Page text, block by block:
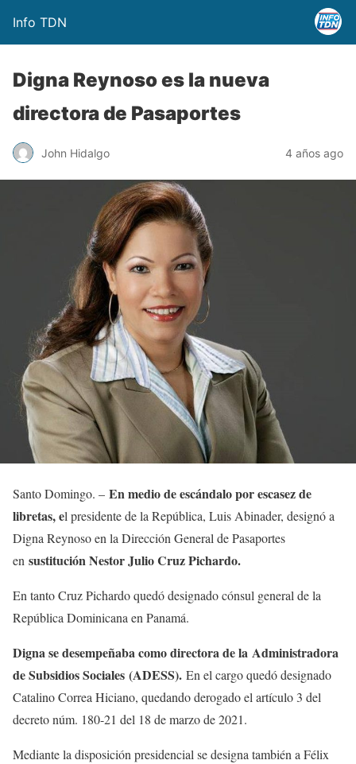
Info TDN
Digna Reynoso es la nueva
directora de Pasaportes
John Hidalgo 4 años ago
Santo Domingo. – En medio de escándalo por escasez de
libretas, el presidente de la República, Luis Abinader, designó a
Digna Reynoso en la Dirección General de Pasaportes
en sustitución Nestor Julio Cruz Pichardo.
En tanto Cruz Pichardo quedó designado cónsul general de la
República Dominicana en Panamá.
Digna se desempeñaba como directora de la Administradora
de Subsidios Sociales (ADESS). En el cargo quedó designado
Catalino Correa Hiciano, quedando derogado el artículo 3 del
decreto núm. 180-21 del 18 de marzo de 2021.
Mediante la disposición presidencial se designa también a Félix